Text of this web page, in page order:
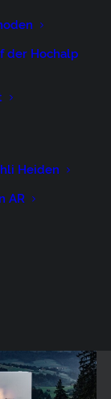
der Hochalp
Heiden
AR